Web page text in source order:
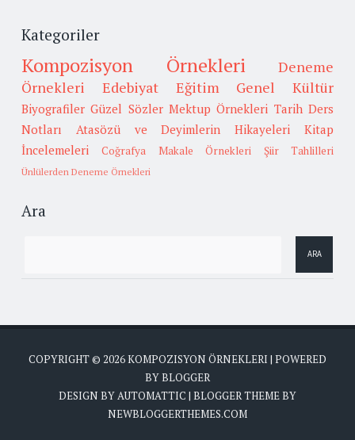
Kategoriler
Kompozisyon Örnekleri
Deneme
Örnekleri
Edebiyat Eğitim Genel Kültür
Biyografiler Güzel Sözler Mektup Örnekleri Tarih Ders
Notları
Atasözü ve Deyimlerin Hikayeleri
Kitap
İncelemeleri
Coğrafya Makale Örnekleri Şiir Tahlilleri
Ünlülerden Deneme Örnekleri
Ara
COPYRIGHT © 2026KOMPOZISYON ÖRNEKLERI | POWERED
BYBLOGGER
DESIGN BYAUTOMATTIC | BLOGGER THEME BY
NEWBLOGGERTHEMES.COM